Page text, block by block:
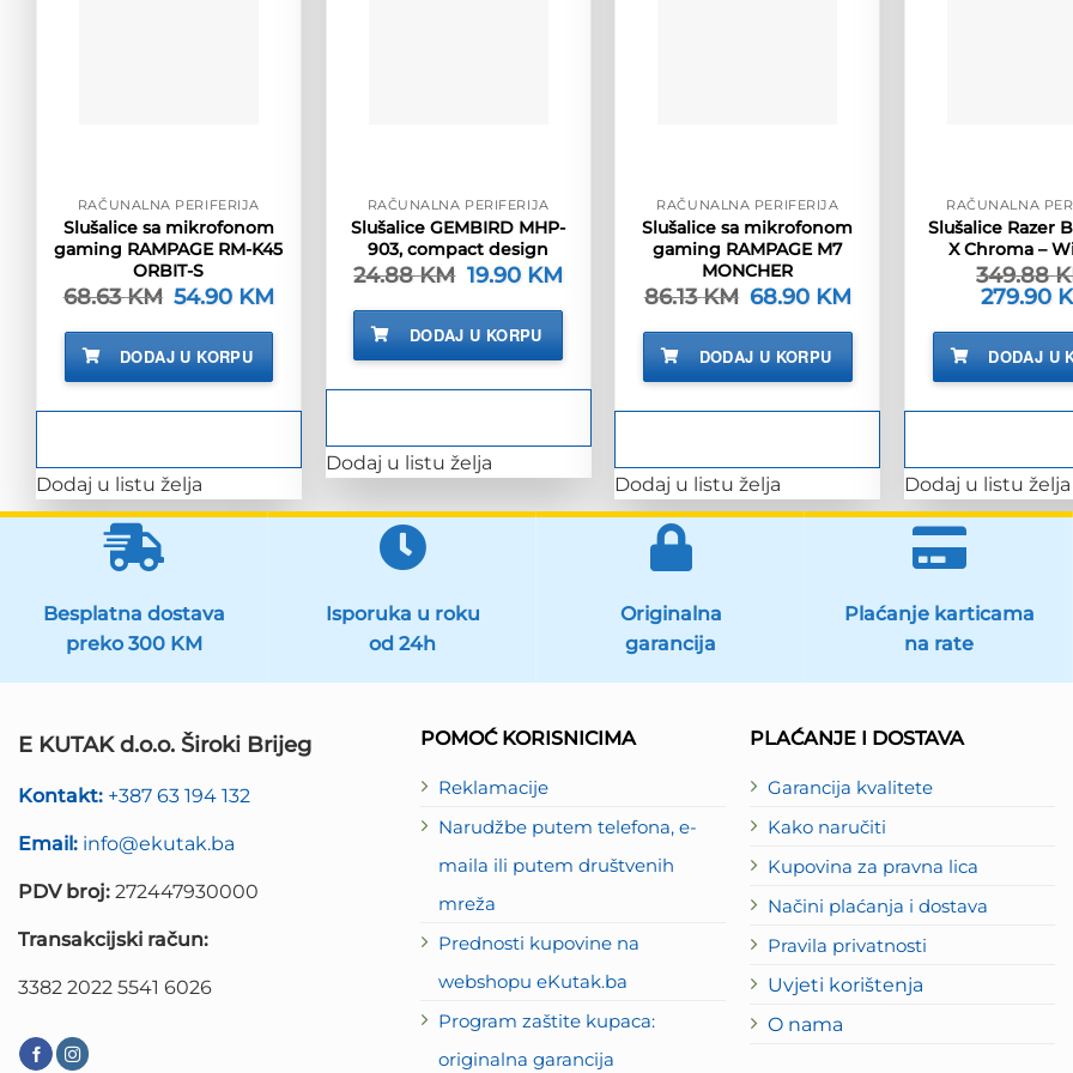
RAČUNALNA PERIFERIJA
Slušalice sa mikrofonom
gaming RAMPAGE RM-K45
ORBIT-S
68.63KM Izvorna
cijena
bila
68.63 KM.
54.90 KM
54.90 KM.
DODAJ U KORPU
Dodaj u listu želja
RAČUNALNA PERIFERIJA
Slušalice GEMBIRD MHP-
903, compact design
24.88KM Izvorna
cijena
bila
24.88 KM.
19.90 KM
je:
DODAJ U KORPU
Dodaj u listu želja
RAČUNALNA PERIFERIJA
Slušalice sa mikrofonom
gaming RAMPAGE M7
MONCHER
86.13KM Izvorna
cijena
bila
86.13 KM.
68.90 KM
je:
DODAJ U KORPU
Dodaj u listu želja
RAČUNALNA
Slušalice Razer
X Chroma –
349.88
Izvorna
cijena
bila
349.88
279.90
DODAJ U
Dodaj u listu želja
Besplatna dostava
preko 300 KM
Isporuka u roku
od 24h
Originalna
garancija
Plaćanje karticama
na rate
E KUTAK d.o.o. Široki Brijeg
Kontakt: +387 63 194 132
Email: info@ekutak.ba
PDV broj: 272447930000
Transakcijski račun:
3382 2022 5541 6026
POMOĆ KORISNICIMA
Reklamacije
Narudžbe putem telefona, e-
maila ili putem društvenih
mreža
Prednosti kupovine na
webshopu eKutak.ba
Program zaštite kupaca:
originalna garancija
PLAĆANJE I DOSTAVA
Garancija kvalitete
Kako naručiti
Kupovina za pravna lica
Načini plaćanja i dostava
Pravila privatnosti
Uvjeti korištenja
O nama